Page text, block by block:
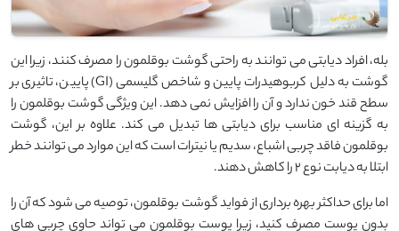
بله، افراد دیابتی می ‌توانند به راحتی گوشت بوقلمون را مصرف کنند، زیرا این
گوشت به دلیل کربوهیدرات پایین و شاخص گلیسمی (GI) پایین، تاثیری بر
سطح قند خون ندارد و آن را افزایش نمی ‌دهد. این ویژگی گوشت بوقلمون را
به گزینه ‌ای مناسب برای دیابتی ‌ها تبدیل می ‌کند. علاوه بر این، گوشت
بوقلمون فاقد چربی اشباع، سدیم یا نیترات است که این موارد می ‌توانند خطر
ابتلا به دیابت نوع 2 را کاهش دهند.
اما برای حداکثر بهره ‌برداری از فواید گوشت بوقلمون، توصیه می ‌شود که آن را
بدون پوست مصرف کنید، زیرا پوست بوقلمون می‌ تواند حاوی چربی ‌های